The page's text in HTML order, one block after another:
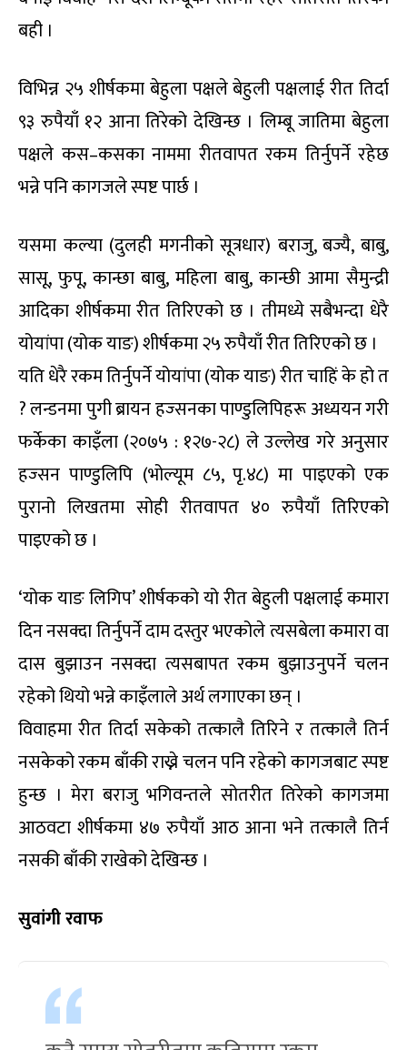
बही ।
विभिन्न २५ शीर्षकमा बेहुला पक्षले बेहुली पक्षलाई रीत तिर्दा
९३ रुपैयाँ १२ आना तिरेको देखिन्छ । लिम्बू जातिमा बेहुला
पक्षले कस–कसका नाममा रीतवापत रकम तिर्नुपर्ने रहेछ
भन्ने पनि कागजले स्पष्ट पार्छ ।
यसमा कल्या (दुलही मगनीको सूत्रधार) बराजु, बज्यै, बाबु,
सासू, फुपू, कान्छा बाबु, महिला बाबु, कान्छी आमा सैमुन्द्री
आदिका शीर्षकमा रीत तिरिएको छ । तीमध्ये सबैभन्दा धेरै
योयांपा (योक याङ) शीर्षकमा २५ रुपैयाँ रीत तिरिएको छ ।
यति धेरै रकम तिर्नुपर्ने योयांपा (योक याङ) रीत चाहिं के हो त
? लन्डनमा पुगी ब्रायन हज्सनका पाण्डुलिपिहरू अध्ययन गरी
फर्केका काइँला (२०७५ : १२७-२८) ले उल्लेख गरे अनुसार
हज्सन पाण्डुलिपि (भोल्यूम ८५, पृ.४८) मा पाइएको एक
पुरानो लिखतमा सोही रीतवापत ४० रुपैयाँ तिरिएको
पाइएको छ ।
‘योक याङ लिगिप’ शीर्षकको यो रीत बेहुली पक्षलाई कमारा
दिन नसक्दा तिर्नुपर्ने दाम दस्तुर भएकोले त्यसबेला कमारा वा
दास बुझाउन नसक्दा त्यसबापत रकम बुझाउनुपर्ने चलन
रहेको थियो भन्ने काइँलाले अर्थ लगाएका छन् ।
विवाहमा रीत तिर्दा सकेको तत्कालै तिरिने र तत्कालै तिर्न
नसकेको रकम बाँकी राख्ने चलन पनि रहेको कागजबाट स्पष्ट
हुन्छ । मेरा बराजु भगिवन्तले सोतरीत तिरेको कागजमा
आठवटा शीर्षकमा ४७ रुपैयाँ आठ आना भने तत्कालै तिर्न
नसकी बाँकी राखेको देखिन्छ ।
सुवांगी रवाफ